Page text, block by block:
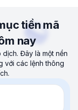
tiền mã
nay
Đây là một nền
với các lệnh thông